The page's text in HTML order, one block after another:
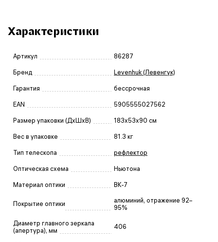
Характеристики
Артикул 86287
Бренд Levenhuk (Левенгук)
Гарантия бессрочная
EAN 5905555027562
Размер упаковки (ДxШxВ) 183x53x90 см
Вес в упаковке 81.3 кг
Тип телескопа рефлектор
Оптическая схема Ньютона
Материал оптики BK-7
Покрытие оптики
алюминий, отражение 92–
95%
Диаметр главного зеркала
(апертура), мм
406